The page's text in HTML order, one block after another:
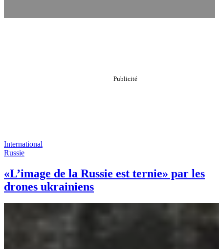
International
Russie
«L’image de la Russie est ternie» par les
drones ukrainiens